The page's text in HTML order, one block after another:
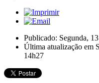
Publicado: Segunda,
Última atualização em
14h27